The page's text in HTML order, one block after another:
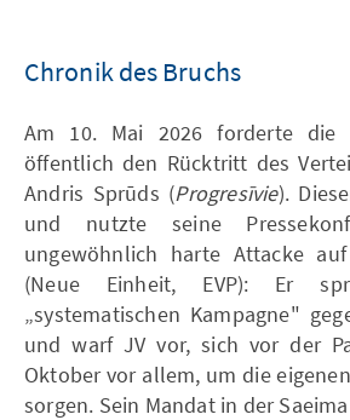
Chronik des Bruchs
Am 10. Mai 2026 forderte die
öffentlich den Rücktritt des
Andris Sprūds (Progresīvie).
und nutzte seine
ungewöhnlich harte Attacke
(Neue Einheit, EVP): Er
„systematischen Kampagne"
und warf JV vor, sich vor der
Oktober vor allem, um die
sorgen. Sein Mandat in der